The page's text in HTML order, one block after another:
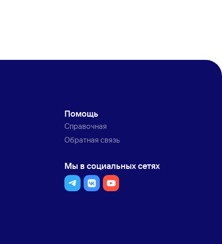
Помощь
Справочная
Обратная связь
Мы в социальных сетях